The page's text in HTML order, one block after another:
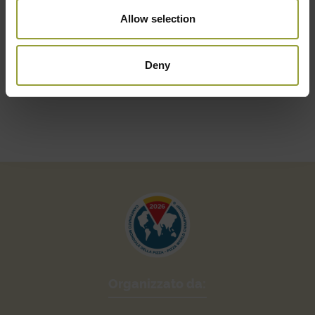
Allow selection
Deny